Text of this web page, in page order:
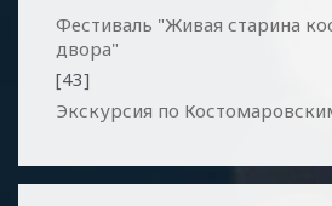
Фестиваль "Живая старина
двора"
[43]
Экскурсия по